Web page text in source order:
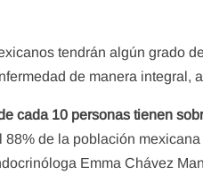
tendrán algún grado
de manera integral,
cada 10 personas tienen
de la población
Emma Chávez